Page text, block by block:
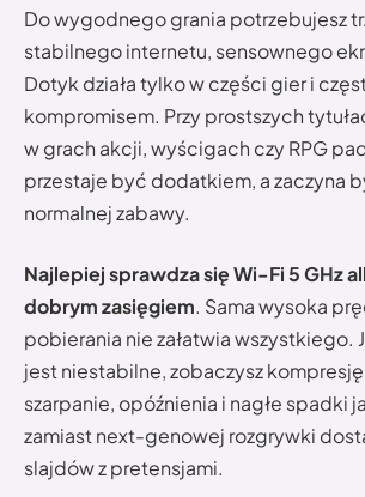
Do wygodnego grania potrzebujesz
stabilnego internetu, sensownego
Dotyk działa tylko w części gier i
kompromisem. Przy prostszych
w grach akcji, wyścigach czy RPG
przestaje być dodatkiem, a zaczyna
normalnej zabawy.
Najlepiej sprawdza się Wi-Fi 5 GHz
dobrym zasięgiem. Sama wysoka
pobierania nie załatwia wszystkiego.
jest niestabilne, zobaczysz
szarpanie, opóźnienia i nagłe spadki
zamiast next-genowej rozgrywki
slajdów z pretensjami.